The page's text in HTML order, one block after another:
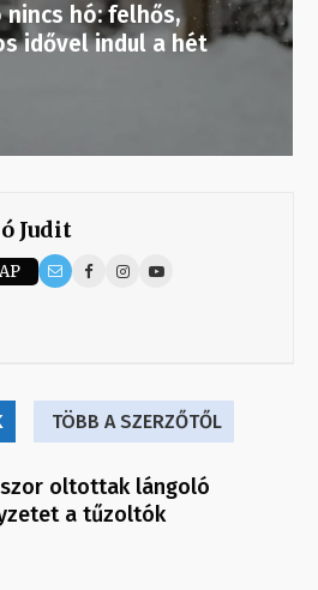
nincs hó: felhős,
idővel indul a hét
Judit
TÖBB A SZERZŐTŐL
oltottak lángoló
a tűzoltók